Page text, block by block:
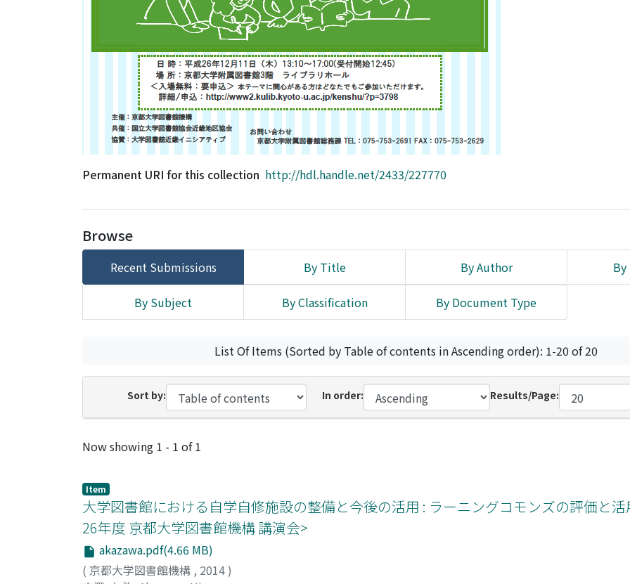
Permanent URI for this collection http://hdl.handle.net/2433/227770
Browse
Recent Submissions By Title By Author By
By Subject By Classification By Document Type
List Of Items (Sorted by Table of contents in Ascending order): 1-20 of 20
Sort by: In order: Results/Page:
Recent Submissions
Now showing 1 - 1 of 1
Item
大学図書館における自学自修施設の整備と今後の活用 : ラーニングコモンズの評価と
26年度 京都大学図書館機構 講演会>
akazawa.pdf(4.66 MB)
( 京都大学図書館機構 , 2014)